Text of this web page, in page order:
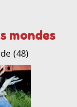
mondes
(48)